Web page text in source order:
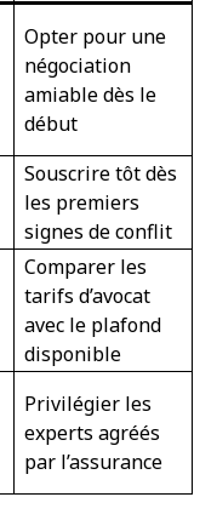
Opter pour une
négociation
amiable dès le
début
Souscrire tôt dès
les premiers
signes de conflit
Comparer les
tarifs d’avocat
avec le plafond
disponible
Privilégier les
experts agréés
par l’assurance